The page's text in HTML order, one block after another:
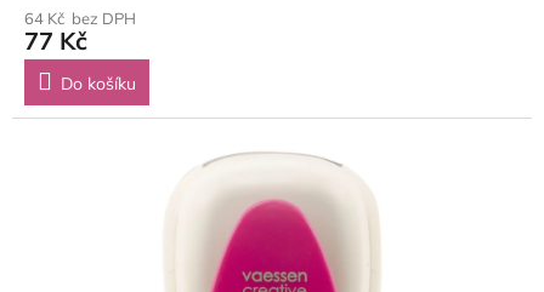
64 Kč bez DPH
77 Kč
Do košíku